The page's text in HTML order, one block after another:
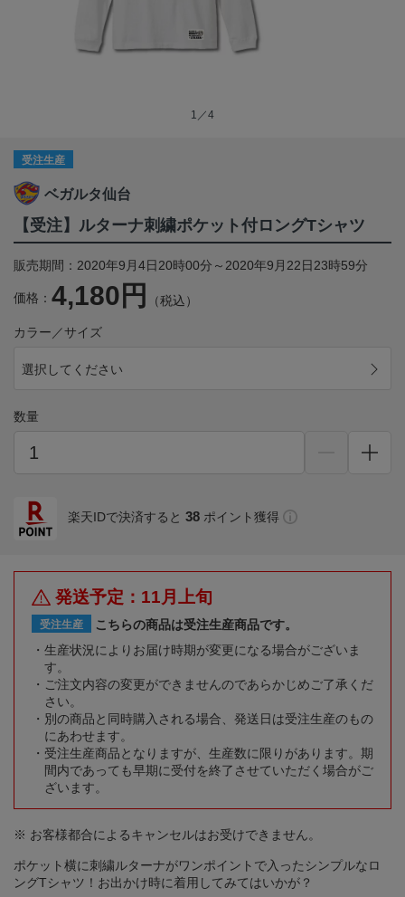
1／4
受注生産
ベガルタ仙台
【受注】ルターナ刺繍ポケット付ロングTシャツ
販売期間：2020年9月4日20時00分～2020年9月22日23時59分
価格： 4,180円 （税込）
カラー／サイズ
選択してください
数量
楽天IDで決済すると 38 ポイント獲得
発送予定：11月上旬
受注生産
こちらの商品は受注生産商品です。
生産状況によりお届け時期が変更になる場合がございま
す。
ご注文内容の変更ができませんのであらかじめご了承くだ
さい。
別の商品と同時購入される場合、発送日は受注生産のもの
にあわせます。
受注生産商品となりますが、生産数に限りがあります。期
間内であっても早期に受付を終了させていただく場合がご
ざいます。
※ お客様都合によるキャンセルはお受けできません。
ポケット横に刺繍ルターナがワンポイントで入ったシンプルなロ
ングTシャツ！お出かけ時に着用してみてはいかが？